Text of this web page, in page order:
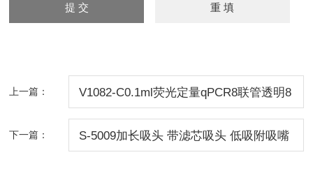
上一篇： V1082-C0.1ml荧光定量qPCR8联管透明8
下一篇： S-5009加长吸头 带滤芯吸头 低吸附吸嘴